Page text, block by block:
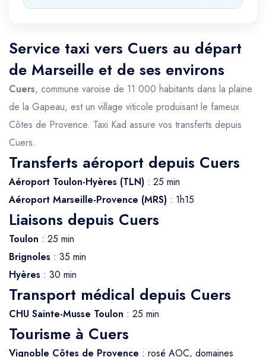
Service taxi vers Cuers au départ
de Marseille et de ses environs
Cuers, commune varoise de 11 000 habitants dans la plaine
de la Gapeau, est un village viticole produisant le fameux
Côtes de Provence. Taxi Kad assure vos transferts depuis
Cuers.
Transferts aéroport depuis Cuers
Aéroport Toulon-Hyères (TLN) : 25 min
Aéroport Marseille-Provence (MRS) : 1h15
Liaisons depuis Cuers
Toulon : 25 min
Brignoles : 35 min
Hyères : 30 min
Transport médical depuis Cuers
CHU Sainte-Musse Toulon : 25 min
Tourisme à Cuers
Vignoble Côtes de Provence : rosé AOC, domaines